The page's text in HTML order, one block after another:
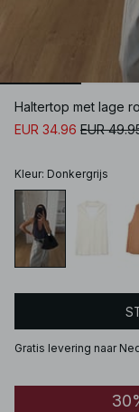
Haltertop met lage
EUR 34.96 EUR
Kleur: Donkergrijs
Gratis levering naar